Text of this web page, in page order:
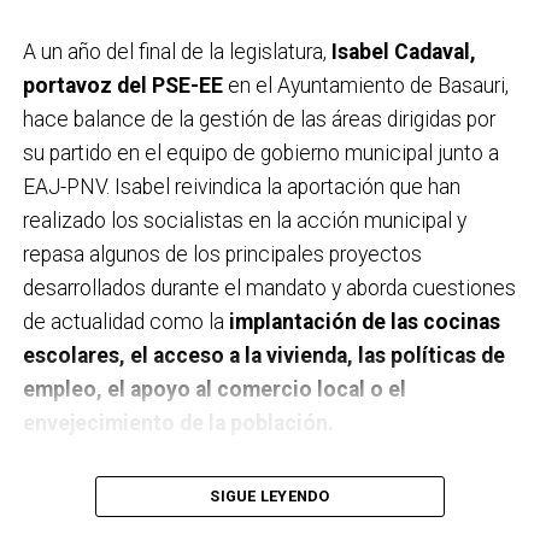
A un año del final de la legislatura, Isabel Cadaval,
portavoz del PSE-EEen el Ayuntamiento de Basauri,
hace balance de la gestión de las áreas dirigidas por
su partido en el equipo de gobierno municipal junto a
EAJ-PNV. Isabel reivindica la aportación que han
realizado los socialistas en la acción municipal y
repasa algunos de los principales proyectos
desarrollados durante el mandato y aborda cuestiones
de actualidad como la implantación de las cocinas
escolares, el acceso a la vivienda, las políticas de
empleo, el apoyo al comercio local o el
envejecimiento de la población.
A un año de acabar la legislatura, ¿qué balance
haces de la gestión del PSE en tus áreas dentro
SIGUE LEYENDO